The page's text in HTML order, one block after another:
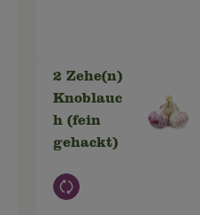
2 Zehe(n)
Knoblauc
h (fein
gehackt)
Auswahl ändern